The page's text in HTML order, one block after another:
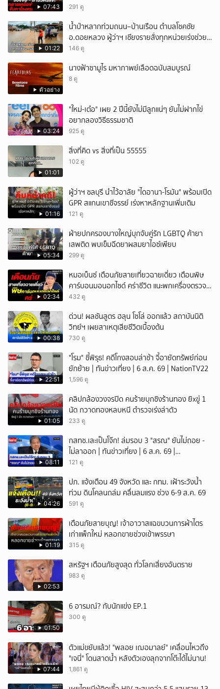
07:43
สินบน
291 ดู
01:22
น้ำป่าหลากท่วมถนน–บ้านเรือน ตำบลโชคชัย
อ.ดอยหลวง ผู้ว่าฯ เชียงรายสั่งทุกหน่วยเร่งช่วย
เหลือประชาชน
146 ดู
ตัวอย่าง
นางฟ้าซามูไร มหากาพย์เลือดฉบับสมบูรณ์
8 ดู
03:24
"ใหม่-เต๋อ" เผย 2 ปีนี้ยังไม่มีลูกแน่ๆ ยันไม่ฝากไข่
อยากลองวิธีธรรมชาติ
925 ดู
01:01
สิ่งที่คิด vs สิ่งที่เป็น 55555
102 ดู
01:16
ผู้ว่าฯ ชลบุรี นำไว้อาลัย "ไดอานา-โรมัน" พร้อมเปิด
GPR สแกนเขาชีจรรย์ เร่งหาหลักฐานเพิ่มเติม
121 ดู
05:34
ฝ่ายปกครองบางใหญ่บุกจับคู่รัก LGBTQ ค้ายา
เสพติด พบเข็มฉีดยาผสมยาไอซ์เพียบ
299 ดู
02:34
หมอเบ็นซ์ เตือนภัยสายเที่ยวฉายเดี่ยว เตือนพิษ
คาร์บอนมอนอกไซด์ คร่าชีวิต แนะพกเครื่องตรวจ
วัดติดตัว
432 ดู
00:38
ด่วน! ผลชันสูตร ฮลุน โซโล่ ออกแล้ว สถาบันนิติ
วิทย์ฯ เผยสาเหตุเสียชีวิตเบื้องต้น
730 ดู
22:51
"โรม" ชี้พิรุธ! คดีโกงสอบล่าช้า จี้อายัดทรัพย์ก่อน
ยักย้าย | ทันข่าวเที่ยง | 6 ส.ค. 69 | NationTV22
1,596 ดู
01:05
คลิปกล้องวงจรปิด คนร้ายบุกชิงร้านทอง ยิxขู่ 1
นัด กวาดทองหลบหนี ตำรวจเร่งล่าตัว
233 ดู
08:11
กสทช.เละเป็นโจ๊ก! ล่มรอบ 3 "สรณ" ยันไม่ถอย -
ไม่ลาออก | ทันข่าวเที่ยง | 6 ส.ค. 69 |
NationTV22
121 ดู
04:26
ปภ. แจ้งเตือน 49 จังหวัด และ กทม. เฝ้าระวังน้ำ
ท่วม ดินโคลนถล่ม คลื่นลมแรง ช่วง 6-9 ส.ค. 69
591 ดู
01:19
เตือนภัยสายบุญ! เจ้าอาวาสแฉขบวนการผ้าไตร
เก่าแพ็กใหม่ หลอกขายช่วงเข้าพรรษา
315 ดู
02:53
สหรัฐฯ เตือนภัยสูงสุด ทั่วโลกเสี่ยงอันตราย
983 ดู
01:50
6 อารมณ์? กับนักแข่ง EP.1
300 ดู
07:44
ตัวแม่ขยับแล้ว! "พลอย เฌอมาลย์" เคลื่อนไหวถึง
"เจนี่" โดนสาดน้ำ หลังตัวเองลุกจากโต๊ะได้ไม่นาน!
1,861 ดู